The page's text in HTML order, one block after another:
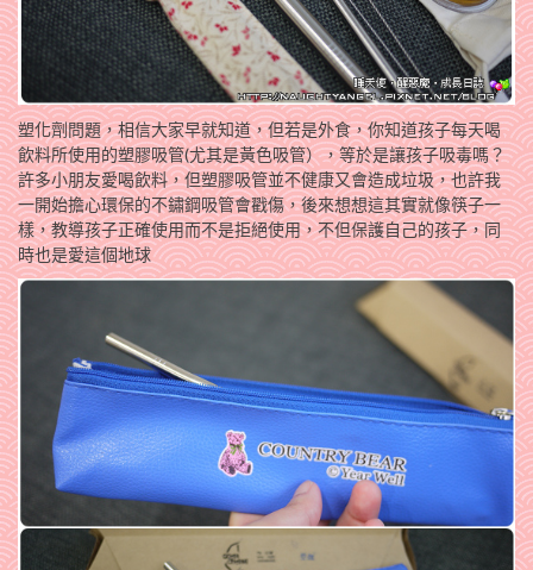
塑化劑問題，相信大家早就知道，但若是外食，你知道孩子每天喝
飲料所使用的塑膠吸管(尤其是黃色吸管），等於是讓孩子吸毒嗎？
許多小朋友愛喝飲料，但塑膠吸管並不健康又會造成垃圾，也許我
一開始擔心環保的不鏽鋼吸管會戳傷，後來想想這其實就像筷子一
樣，教導孩子正確使用而不是拒絕使用，不但保護自己的孩子，同
時也是愛這個地球